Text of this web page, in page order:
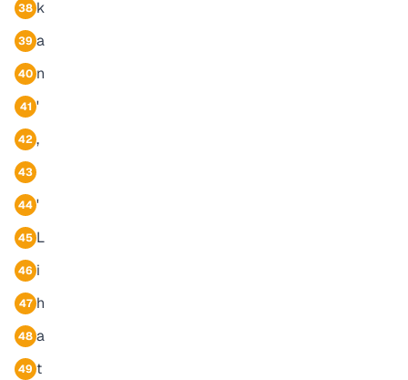
38 k
39 a
40 n
41 '
42 ,
43
44 '
45 L
46 i
47 h
48 a
49 t